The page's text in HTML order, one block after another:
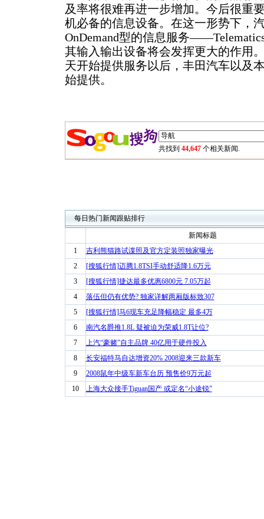
及率将很难再进一步增加。今后很重
机必备的信息设备。在这一形势下，
OnDemand型的信息服务
其输入输出设备将会发挥更大的作用
天开始提供服务以后，丰田汽车以及
始提供。
共找到 44,647 个相关新闻.
每日热门新闻跟贴排行
新闻标题
1
吉利熊猫路试谍照及官方定装照独家曝光
2
[搜狐行情]迈腾1.8TSI手动舒适降1.6万元
3
[搜狐行情]捷达最多优惠6800元 7.05万起
4
落伍但仍有优势? 独家详解两厢版标致307
5
[搜狐行情]马6现车充足降幅稳定 最多4万
6
南汽名爵推1.8L 疑被迫为荣威1.8T让位?
7
上汽“豪赌”自主品牌 40亿用于硬件投入
8
长安福特马自达增资20% 2008迎来三款新车
9
2008鼠年中级车新车台历 预售价9万元起
10
上海大众接手Tiguan国产 或定名“小途锐”